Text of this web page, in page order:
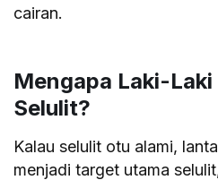
cairan.
Mengapa Laki-
Selulit?
Kalau selulit otu alami,
menjadi target utama